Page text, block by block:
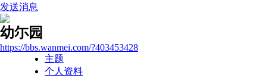
发送消息
幼尓园
https://bbs.wanmei.com/?403453428
主题
个人资料